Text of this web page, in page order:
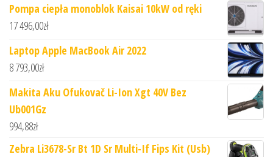
Pompa ciepła monoblok Kaisai 10kW od ręki
17 496,00zł
Laptop Apple MacBook Air 2022
8 793,00zł
Makita Aku Ofukovač Li-Ion Xgt 40V Bez
Ub001Gz
994,88zł
Zebra Li3678-Sr Bt 1D Sr Multi-If Fips Kit (Usb)